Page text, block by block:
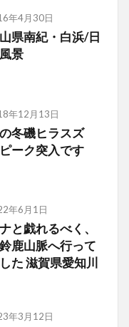
年4月30日
県南紀・白浜/日
景
年12月13日
冬磯ヒラスズ
ーク突入です
年6月1日
と戯れるべく、
鹿山脈へ行って
た 滋賀県愛知川
年3月12日